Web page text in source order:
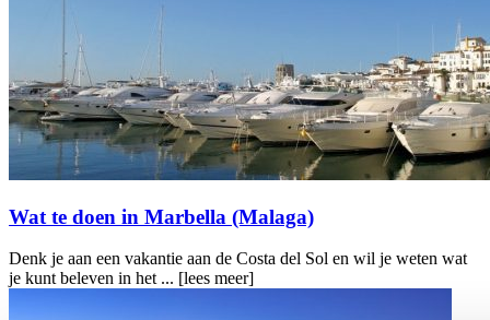
Wat te doen in Marbella (Malaga)
Denk je aan een vakantie aan de Costa del Sol en wil je weten wat
je kunt beleven in het ... [lees meer]